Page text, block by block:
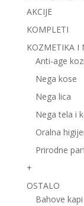
AKCIJE
KOMPLETI
KOZMETIKA I
Anti-age
Nega kose
Nega lica
Nega tela i
Oralna
Prirodne
+
OSTALO
Bahove kapi